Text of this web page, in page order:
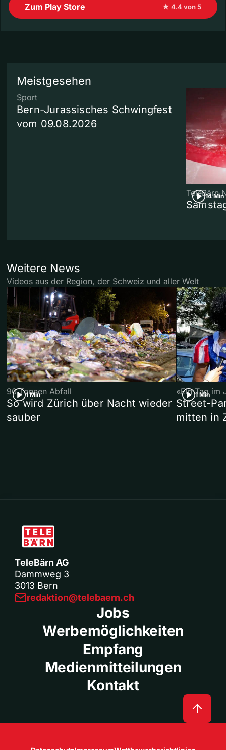
Zum Play Store ★ 4.4 von 5
Meistgesehen
Sport
Bern-Jurassisches Schwingfest
vom 09.08.2026
14 Min
TeleBärn
Weitere News
Videos aus der Region, der Schweiz und aller Welt
1 Min
90 Tonnen Abfall
So wird Zürich über Nacht wieder
sauber
1 Min
«Ein Tag im
Street-
mitten in
TeleBärn AG
Dammweg 3
3013 Bern
redaktion@telebaern.ch
Jobs
Werbemöglichkeiten
Empfang
Medienmitteilungen
Kontakt